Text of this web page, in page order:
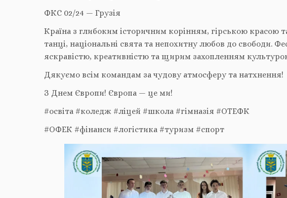
ФКС 02/24 — Грузія
Країна з глибоким історичним корінням, гірською красою
танці, національні свята та непохитну любов до свободи.
яскравістю, креативністю та щирим захопленням
Дякуємо всім командам за чудову атмосферу та натхнення!
З Днем Європи! Європа — це ми!
#освіта #коледж #ліцей #школа #гімназія #ОТЕФК
#ОФЕК #фінанси #логістика #туризм #спорт